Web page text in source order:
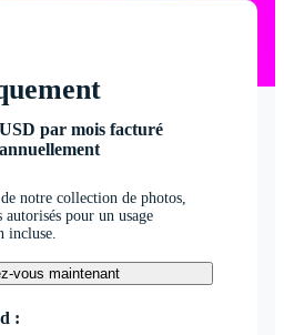
USD par mois facturé
annuellement
notre collection de photos,
pour un usage
incluse.
vous maintenant
: